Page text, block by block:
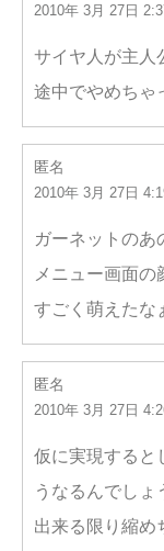
2010年 3月 27日
サイヤ人が主人
途中でやめちゃ
匿名
2010年 3月 27日
ガーネットのあ
メニュー画面の
すごく萌えたな
匿名
2010年 3月 27日
仮に実現すると
うなるんでしょ
出来る限り縮め